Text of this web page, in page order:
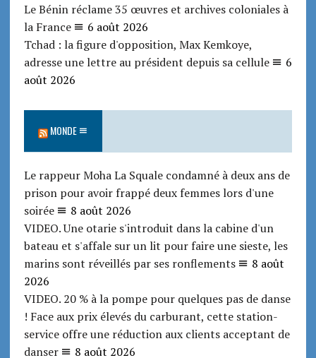
Le Bénin réclame 35 œuvres et archives coloniales à
la France
6 août 2026
Tchad : la figure d'opposition, Max Kemkoye,
adresse une lettre au président depuis sa cellule
6
août 2026
MONDE
Le rappeur Moha La Squale condamné à deux ans de
prison pour avoir frappé deux femmes lors d'une
soirée
8 août 2026
VIDEO. Une otarie s'introduit dans la cabine d'un
bateau et s'affale sur un lit pour faire une sieste, les
marins sont réveillés par ses ronflements
8 août
2026
VIDEO. 20 % à la pompe pour quelques pas de danse
! Face aux prix élevés du carburant, cette station-
service offre une réduction aux clients acceptant de
danser
8 août 2026